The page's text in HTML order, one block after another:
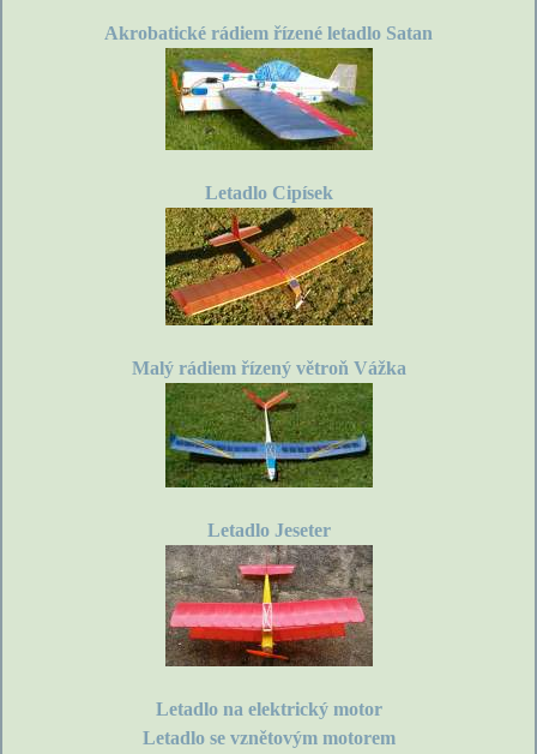
Akrobatické rádiem řízené letadlo Satan
Letadlo Cipísek
Malý rádiem řízený větroň Vážka
Letadlo Jeseter
Letadlo na elektrický motor
Letadlo se vznětovým motorem